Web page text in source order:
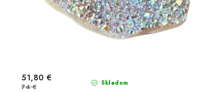
Skladom
51,80 €
74 €